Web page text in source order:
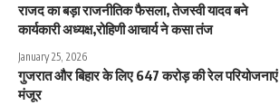
राजद का बड़ा राजनीतिक फैसला, तेजस्वी यादव बने
कार्यकारी अध्यक्ष,रोहिणी आचार्य ने कसा तंज
January 25, 2026
गुजरात और बिहार के लिए 647 करोड़ की रेल परियोजनाएं
मंजूर